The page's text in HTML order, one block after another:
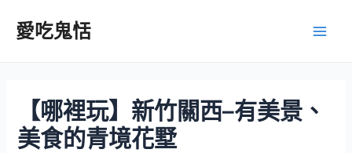
愛吃鬼恬
【哪裡玩】新竹關西–有美景、
美食的青境花墅